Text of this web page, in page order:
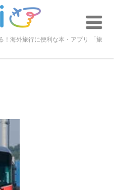
！海外旅行に便利な本・アプリ 「旅